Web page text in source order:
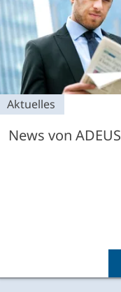
Aktuelles
News von ADEUS